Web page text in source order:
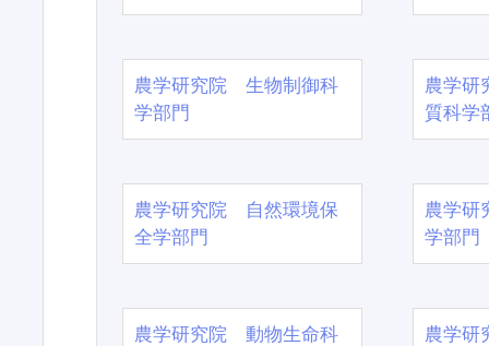
農学研究院 生物制御科
学部門
農学
質科学
農学研究院 自然環境保
全学部門
農学
学部門
農学研究院 動物生命科
農学